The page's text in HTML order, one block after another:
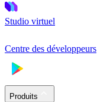
Studio virtuel
Centre des développeurs
Produits